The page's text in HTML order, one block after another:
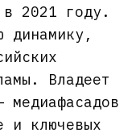
в 2021 году.
динамику,
Владеет
медиафасадов
и ключевых